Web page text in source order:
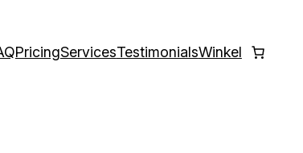
PricingServicesTestimonialsWinkel